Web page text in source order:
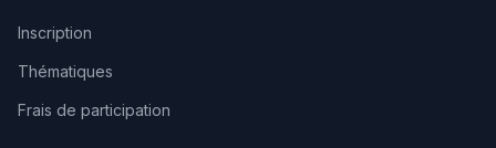
Inscription
Thématiques
Frais de participation